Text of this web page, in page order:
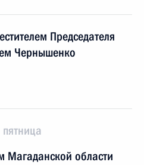
Председателя
Чернышенко
Магаданской области